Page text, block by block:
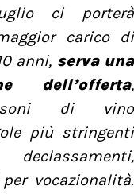
ci porterà
carico di
anni, serva una
dell’offerta,
di vino
più stringenti
vocazionalità.